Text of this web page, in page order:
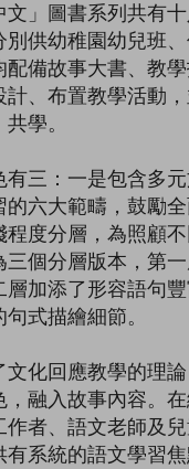
文」圖書系列共有
別供幼稚園幼兒班
配備故事大書、教
計、布置教學活動
學。
三：一是包含多元
的六大範疇，鼓勵
程度分層，為照顧
三個分層版本，第
層加添了形容語句
式描繪細節。
文化回應教學的理
，融入故事內容。
作者、語文老師及
系統的語文學習